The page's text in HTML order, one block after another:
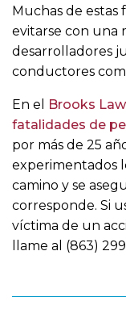
Muchas de
evitarse con una
desarrolladores
conductores
En el Brooks
fatalidades de
por más de 25
experimentados
camino y se
corresponde. Si
víctima de un
llame al (863)